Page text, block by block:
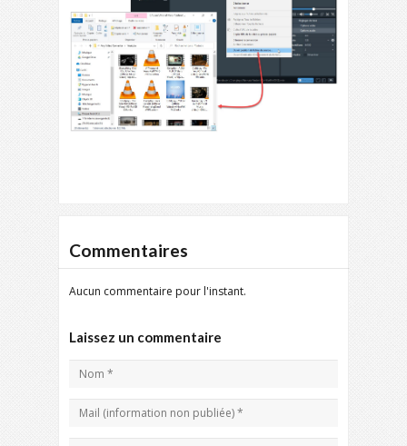
Commentaires
Aucun commentaire pour l'instant.
Laissez un commentaire